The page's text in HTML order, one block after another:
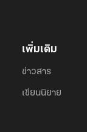
เพิ่มเติม
ข่าวสาร
เขียนนิยาย